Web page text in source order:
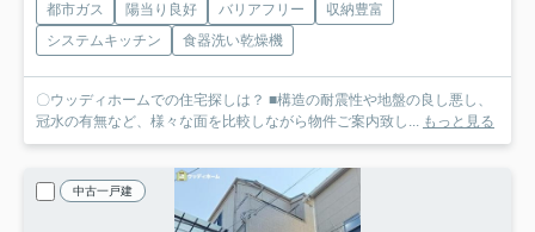
都市ガス 陽当り良好 バリアフリー
収納豊富
システムキッチン
食器洗い乾燥機
〇ウッディホームでの住宅探しは？ ■構造の耐震性や地盤の良し悪し、
冠水の有無など、様々な面を比較しながら物件ご案内致し... もっと見る
中古一戸建